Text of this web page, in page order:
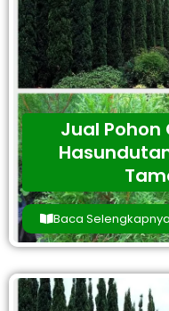
Jual
Baca Selengkapnya